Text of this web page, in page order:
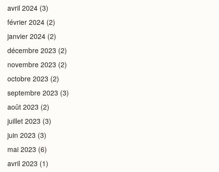
avril 2024 (3)
février 2024 (2)
janvier 2024 (2)
décembre 2023 (2)
novembre 2023 (2)
octobre 2023 (2)
septembre 2023 (3)
août 2023 (2)
juillet 2023 (3)
juin 2023 (3)
mai 2023 (6)
avril 2023 (1)